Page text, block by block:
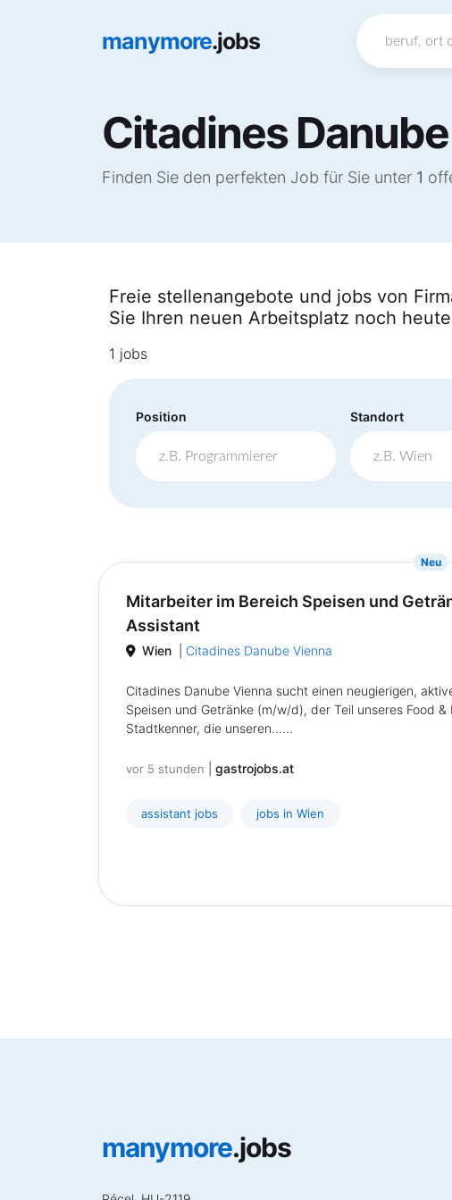
manymore.jobs
Citadines
Finden Sie den perfekten Job für Sie unter 1
Freie stellenangebote und jobs von
Sie Ihren neuen Arbeitsplatz noch
1 jobs
Position Standort
Neu
Mitarbeiter im Bereich Speisen und
Assistant
Wien Citadines Danube Vienna
Citadines Danube Vienna sucht einen neugierigen,
Speisen und Getränke (m/w/d), der Teil unseres Food
Stadtkenner, die unseren......
vor 5 stunden gastrojobs.at
assistant jobs jobs in Wien
manymore.jobs